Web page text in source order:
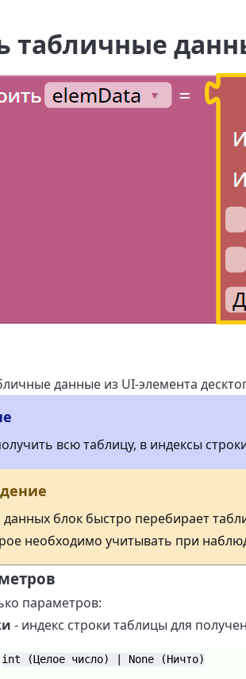
табличные
данные из UI-элемента
всю таблицу, в индексы
блок быстро перебирает
необходимо учитывать при
параметров:
- индекс строки таблицы для
int (Целое число) | None (Ничто)